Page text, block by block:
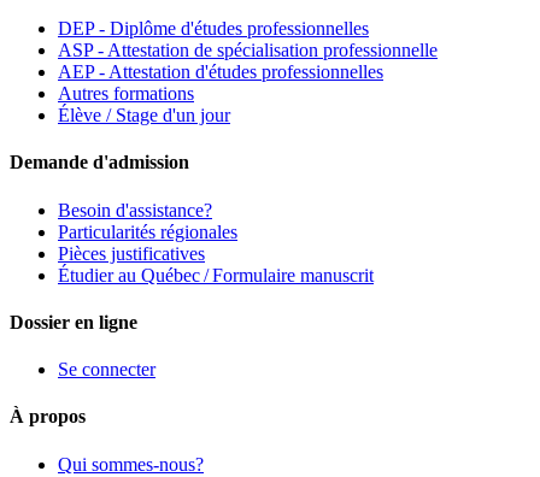
DEP - Diplôme d'études professionnelles
ASP - Attestation de spécialisation professionnelle
AEP - Attestation d'études professionnelles
Autres formations
Élève / Stage d'un jour
Demande d'admission
Besoin d'assistance?
Particularités régionales
Pièces justificatives
Étudier au Québec / Formulaire manuscrit
Dossier en ligne
Se connecter
À propos
Qui sommes-nous?